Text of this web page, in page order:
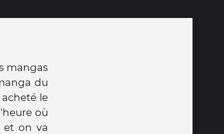
mangas
du
le
où
et on va